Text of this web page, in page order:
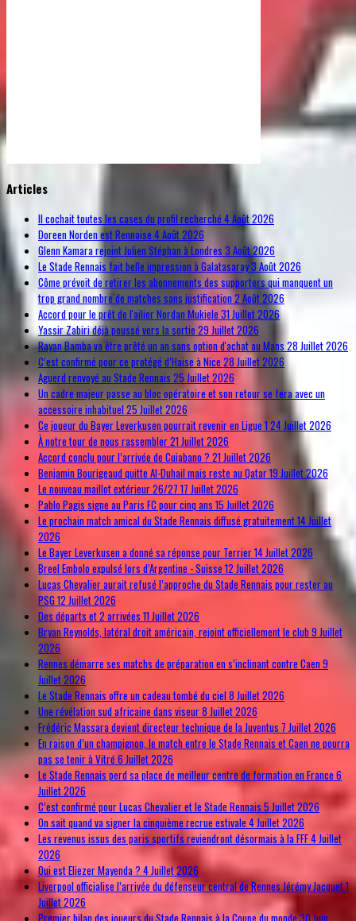
Articles
Il cochait toutes les cases du profil recherché 4 Août 2026
Doreen Norden est Rennaise 4 Août 2026
Glenn Kamara rejoint Julien Stéphan à Londres 3 Août 2026
Le Stade Rennais fait belle impression à Galatasaray3 Août 2026
Côme prévoit de retirer les abonnements des supporters qui manquent un
trop grand nombre de matches sans justification2 Août 2026
Accord pour le prêt de l'ailier Nordan Mukiele 31 Juillet 2026
Yassir Zabiri déjà poussé vers la sortie 29 Juillet 2026
Rayan Bamba va être prêté un an sans option d'achat au Mans 28 Juillet 2026
C’est confirmé pour ce protégé d’Haise à Nice 28 Juillet 2026
Aguerd renvoyé au Stade Rennais 25 Juillet 2026
Un cadre majeur passe au bloc opératoire et son retour se fera avec un
accessoire inhabituel25 Juillet 2026
Ce joueur du Bayer Leverkusen pourrait revenir en Ligue 124 Juillet 2026
À notre tour de nous rassembler21 Juillet 2026
Accord conclu pour l’arrivée de Cuiabano ? 21 Juillet 2026
Benjamin Bourigeaud quitte Al-Duhail mais reste au Qatar19 Juillet 2026
Le nouveau maillot extérieur 26/27 17 Juillet 2026
Pablo Pagis signe au Paris FC pour cinq ans15 Juillet 2026
Le prochain match amical du Stade Rennais diffusé gratuitement14 Juillet
2026
Le Bayer Leverkusen a donné sa réponse pour Terrier14 Juillet 2026
Breel Embolo expulsé lors d’Argentine - Suisse12 Juillet 2026
Lucas Chevalier aurait refusé l’approche du Stade Rennais pour rester au
PSG12 Juillet 2026
Des départs et 2 arrivées 11 Juillet 2026
Bryan Reynolds, latéral droit américain, rejoint officiellement le club9 Juillet
2026
Rennes démarre ses matchs de préparation en s’inclinant contre Caen 9
Juillet 2026
Le Stade Rennais offre un cadeau tombé du ciel8 Juillet 2026
Une révélation sud africaine dans viseur8 Juillet 2026
Frédéric Massara devient directeur technique de la Juventus 7 Juillet 2026
En raison d’un champignon, le match entre le Stade Rennais et Caen ne pourra
pas se tenir à Vitré 6 Juillet 2026
Le Stade Rennais perd sa place de meilleur centre de formation en France6
Juillet 2026
C’est confirmé pour Lucas Chevalier et le Stade Rennais5 Juillet 2026
On sait quand va signer la cinquième recrue estivale 4 Juillet 2026
Les revenus issus des paris sportifs reviendront désormais à la FFF4 Juillet
2026
Qui est Eliezer Mayenda ? 4 Juillet 2026
Liverpool officialise l’arrivée du défenseur central de Rennes Jérémy Jacquet1
Juillet 2026
Premier bilan des joueurs du Stade Rennais à la Coupe du monde30 Juin